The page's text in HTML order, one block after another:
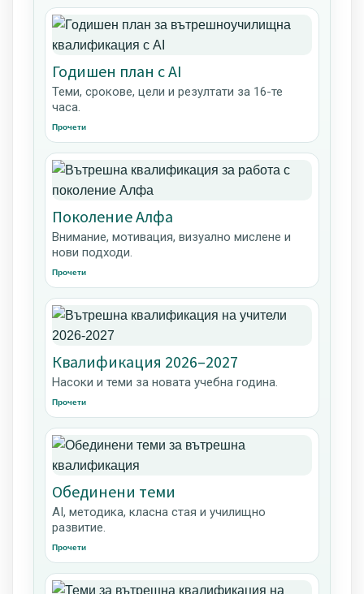
Годишен план с AI
Теми, срокове, цели и резултати за 16-те
часа.
Прочети
Поколение Алфа
Внимание, мотивация, визуално мислене и
нови подходи.
Прочети
Квалификация 2026–2027
Насоки и теми за новата учебна година.
Прочети
Обединени теми
AI, методика, класна стая и училищно
развитие.
Прочети